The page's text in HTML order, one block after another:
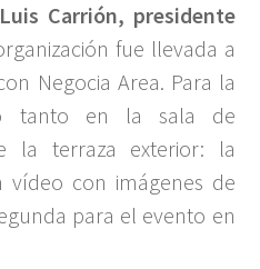
Carrión, presidente
fue llevada a
Negocia Area. Para la
tanto en la sala de
la terraza exterior: la
con imágenes de
para el evento en